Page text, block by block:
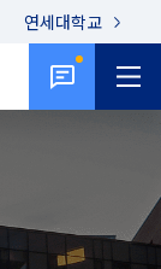
연세대학교